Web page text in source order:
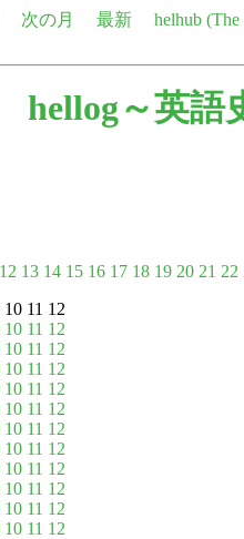
次の月 最新
helhub
hellog～英語
12 13 14 15 16 17 18 19 20 21 22
11 12
10 11 12
10 11 12
10 11 12
10 11 12
10 11 12
10 11 12
10 11 12
10 11 12
10 11 12
10 11 12
10 11 12